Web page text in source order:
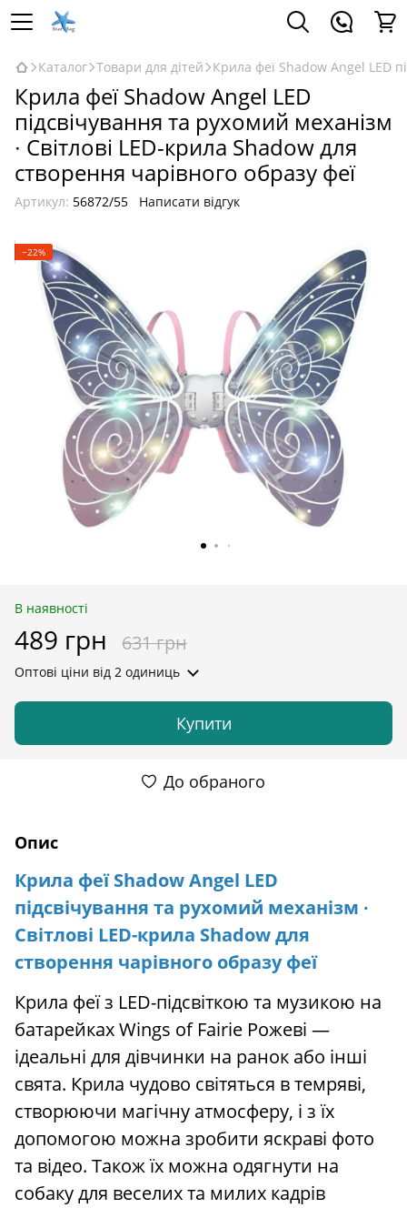
Каталог Товари для дітей Крила феї Shadow Angel LED
Крила феї Shadow Angel LED
підсвічування та рухомий механізм
∙ Світлові LED-крила Shadow для
створення чарівного образу феї
Артикул: 56872/55 Написати відгук
−22%
В наявності
489 грн 631 грн
Оптові ціни від 2 одиниць
Купити
До обраного
Опис
Крила феї Shadow Angel LED
підсвічування та рухомий механізм ∙
Світлові LED-крила Shadow для
створення чарівного образу феї
Крила феї з LED-підсвіткою та музикою на
батарейках Wings of Fairie Рожеві —
ідеальні для дівчинки на ранок або інші
свята. Крила чудово світяться в темряві,
створюючи магічну атмосферу, і з їх
допомогою можна зробити яскраві фото
та відео. Також їх можна одягнути на
собаку для веселих та милих кадрів